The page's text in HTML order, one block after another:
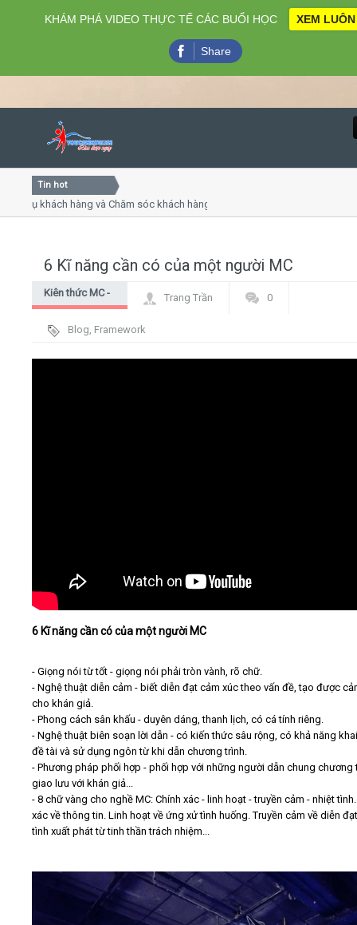
Close
Home
Giới thiệu
Tin hot
hàng và Chăm sóc khách hàng chuyên nghiệp
6 Kĩ năng cần có của một người MC
Kiên thức MC -
trình
Trang Trần 0
Blog, Framework
6 Kĩ năng cần có của một người MC
- Giọng nói từ tốt - giọng nói phải tròn vành, rõ chữ.
- Nghệ thuật diễn cảm - biết diễn đạt cảm xúc theo vấn đề, tạo được
cho khán giả.
- Phong cách sân khấu - duyên dáng, thanh lịch, có cá tính riêng.
- Nghệ thuật biên soạn lời dẫn - có kiến thức sâu rộng, có khả năng
đề tài và sử dụng ngôn từ khi dẫn chương trình.
- Phương pháp phối hợp - phối hợp với những người dẫn chung chương
giao lưu với khán giả...
- 8 chữ vàng cho nghề MC: Chính xác - linh hoạt - truyền cảm - nhiệt
xác về thông tin. Linh hoạt về ứng xử tình huống. Truyền cảm về diễn
tình xuất phát từ tinh thần trách nhiệm...
KHÁM PHÁ VIDEO THỰC TẾ CÁC BUỔI HỌC XEM LUÔN
Share